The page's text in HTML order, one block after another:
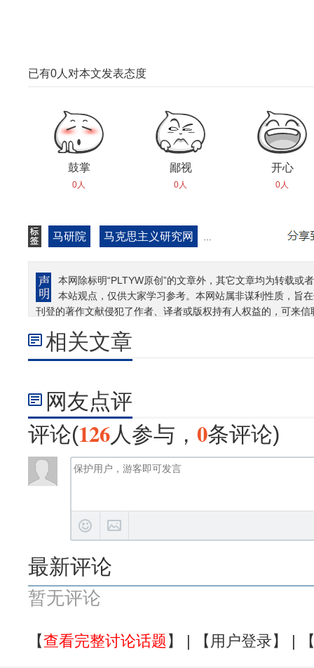
已有0 人对本文发表态度
鼓掌
0人
鄙视
0人
开心
0人
马研院 马克思主义研究网 中共党史与党建
本网除标明“PLTYW原创”的文章外，其它文章均为转载
本站观点，仅供大家学习参考。本网站属非谋利性质，旨
刊登的著作文献侵犯了作者、译者或版权持有人权益的，可来
相关文章
网友点评
评论(126人参与， 0条评论)
最新评论
暂无评论
【查看完整讨论话题】 | 【 用户登录】 |